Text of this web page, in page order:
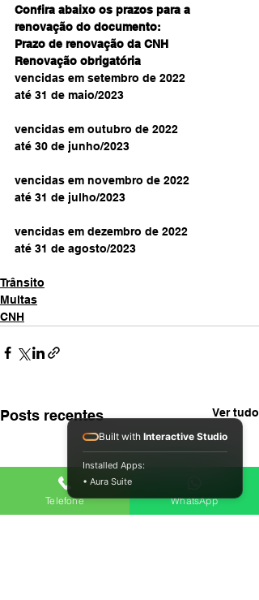
Confira abaixo os prazos para a
renovação do documento:
Prazo de renovação da CNH
Renovação obrigatória
vencidas em setembro de 2022
até 31 de maio/2023
vencidas em outubro de 2022
até 30 de junho/2023
vencidas em novembro de 2022
até 31 de julho/2023
vencidas em dezembro de 2022
até 31 de agosto/2023
Trânsito
Multas
CNH
Posts recentes Ver tudo
Telefone WhatsApp
Built with Interactive Studio
Installed Apps:
• Aura Suite